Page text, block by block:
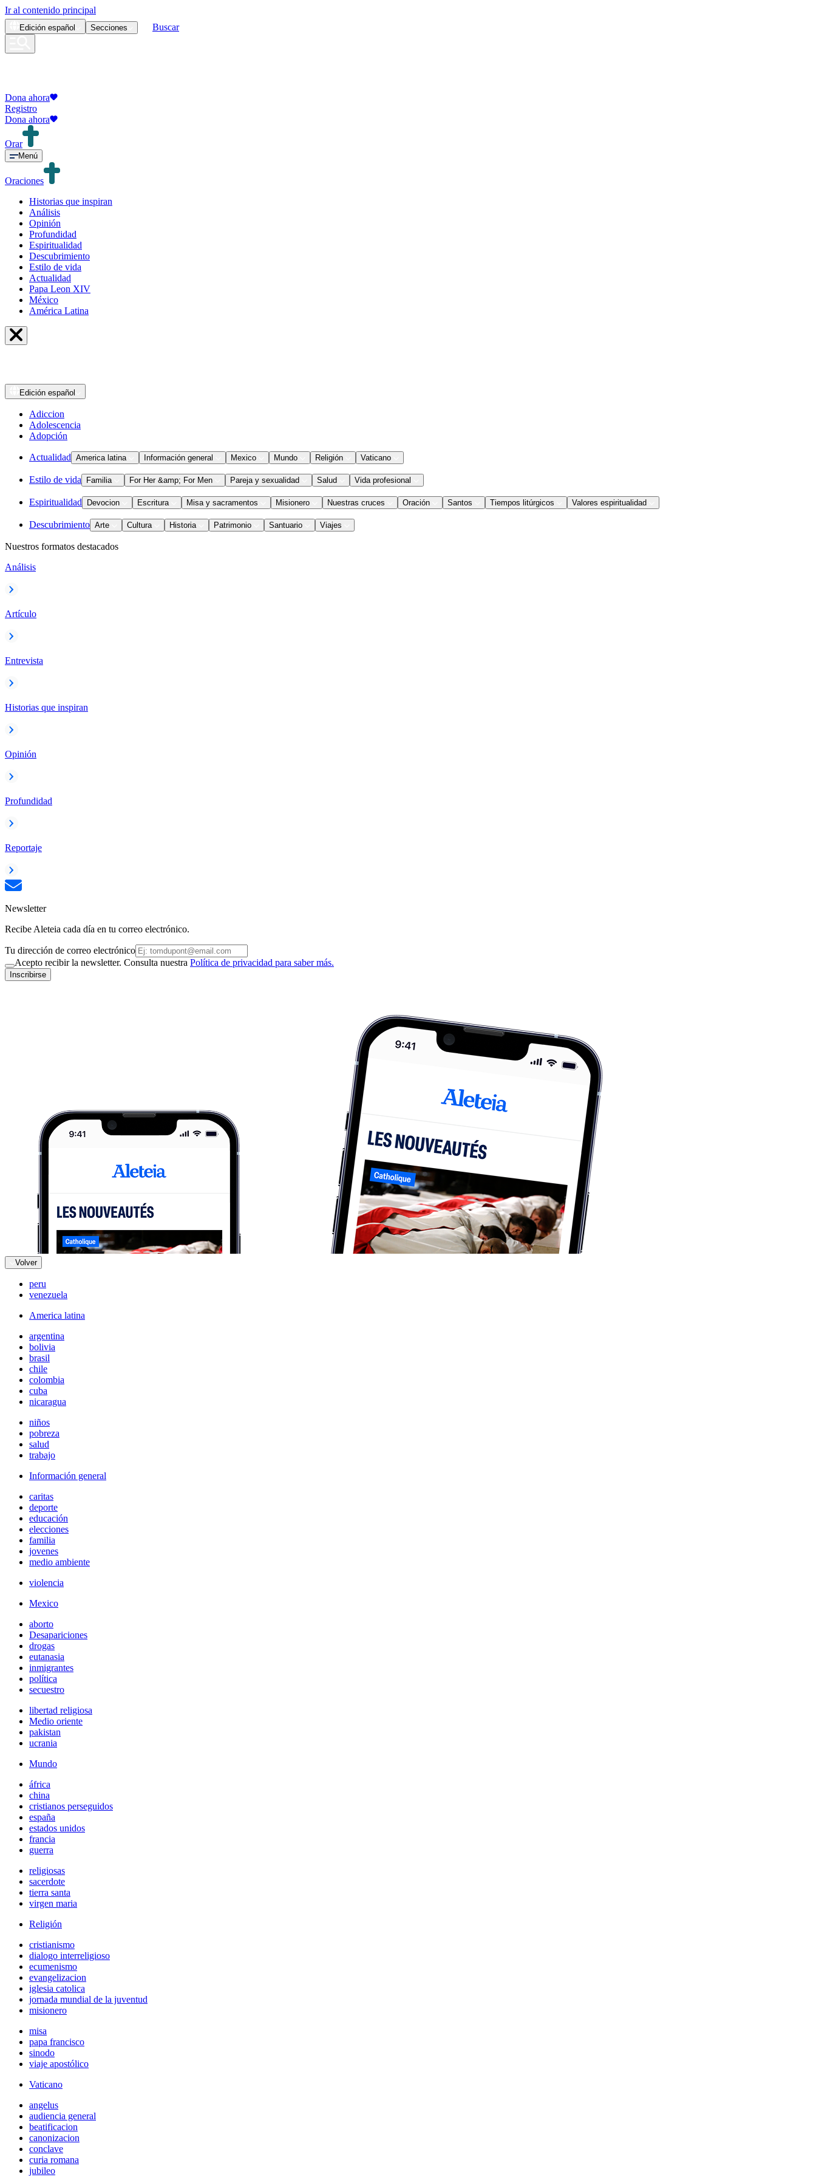
Ir al contenido principal
Edición español Secciones Buscar
Dona ahora
Registro
Dona ahora
Orar
Menú
Oraciones
Historias que inspiran
Análisis
Opinión
Profundidad
Espiritualidad
Descubrimiento
Estilo de vida
Actualidad
Papa Leon XIV
México
América Latina
Edición español
Adiccion
Adolescencia
Adopción
Actualidad America latina Información general Mexico Mundo Religión Vaticano
Estilo de vida Familia For Her &amp; For Men Pareja y sexualidad Salud Vida profesional
Espiritualidad Devocion Escritura Misa y sacramentos Misionero Nuestras cruces Oración Santos Tiempos litúrgicos Valores espiritualidad
Descubrimiento Arte Cultura Historia Patrimonio Santuario Viajes
Nuestros formatos destacados
Análisis
Artículo
Entrevista
Historias que inspiran
Opinión
Profundidad
Reportaje
Newsletter
Recibe Aleteia cada día en tu correo electrónico.
Tu dirección de correo electrónico
Acepto recibir la newsletter. Consulta nuestra Política de privacidad para saber más.
Inscribirse
Volver
peru
venezuela
America latina
argentina
bolivia
brasil
chile
colombia
cuba
nicaragua
niños
pobreza
salud
trabajo
Información general
caritas
deporte
educación
elecciones
familia
jovenes
medio ambiente
violencia
Mexico
aborto
Desapariciones
drogas
eutanasia
inmigrantes
política
secuestro
libertad religiosa
Medio oriente
pakistan
ucrania
Mundo
áfrica
china
cristianos perseguidos
españa
estados unidos
francia
guerra
religiosas
sacerdote
tierra santa
virgen maria
Religión
cristianismo
dialogo interreligioso
ecumenismo
evangelizacion
iglesia catolica
jornada mundial de la juventud
misionero
misa
papa francisco
sinodo
viaje apostólico
Vaticano
angelus
audiencia general
beatificacion
canonizacion
conclave
curia romana
jubileo